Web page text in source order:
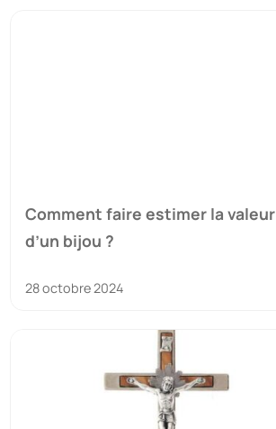
Comment faire estimer la valeur
d’un bijou ?
28 octobre 2024